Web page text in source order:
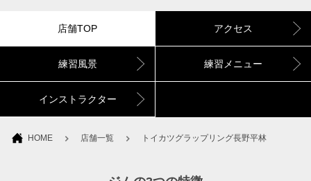
店舗TOP アクセス
練習風景 練習メニュー
インストラクター
HOME 店舗一覧 トイカツグラップリング長野平林